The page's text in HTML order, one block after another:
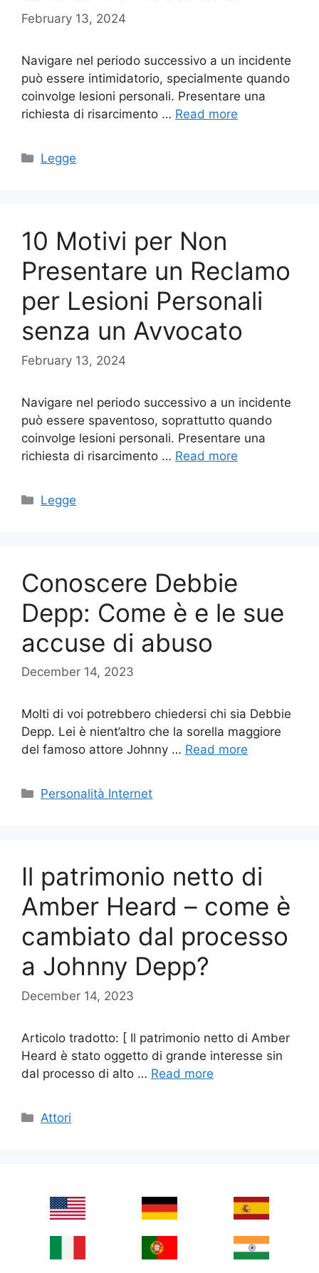
February 13, 2024
Navigare nel periodo successivo a un incidente
può essere intimidatorio, specialmente quando
coinvolge lesioni personali. Presentare una
richiesta di risarcimento … Read more
Categories
Legge
10 Motivi per Non
Presentare un Reclamo
per Lesioni Personali
senza un Avvocato
February 13, 2024
Navigare nel periodo successivo a un incidente
può essere spaventoso, soprattutto quando
coinvolge lesioni personali. Presentare una
richiesta di risarcimento … Read more
Categories
Legge
Conoscere Debbie
Depp: Come è e le sue
accuse di abuso
December 14, 2023
Molti di voi potrebbero chiedersi chi sia Debbie
Depp. Lei è nient’altro che la sorella maggiore
del famoso attore Johnny … Read more
Categories
Personalità Internet
Il patrimonio netto di
Amber Heard – come è
cambiato dal processo
a Johnny Depp?
December 14, 2023
Articolo tradotto: [ Il patrimonio netto di Amber
Heard è stato oggetto di grande interesse sin
dal processo di alto … Read more
Categories
Attori